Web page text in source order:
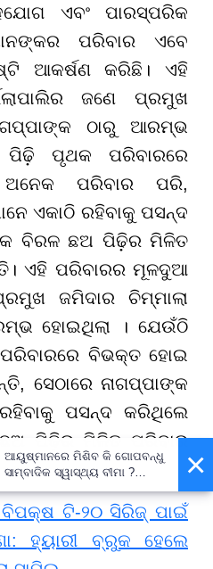
ଏବଂ ପାରସ୍ପରିକ
ପରିବାର ଏବେ
ଆକର୍ଷଣ କରିଛି। ଏହି
ଜଣେ ପ୍ରମୁଖ
ଠାରୁ ଆରମ୍ଭ
ପୃଥକ ପରିବାରରେ
ପରିବାର ପରି,
ଏକାଠି ରହିବାକୁ ପସନ୍ଦ
ବିରଳ ଛଅ ପିଢ଼ିର ମିଳିତ
ଏହି ପରିବାରର ମୂଳଦୁଆ
ଜମିଦାର ଚିମ୍ମାଲା
ହୋଇଥିଲା । ଯେଉଁଠି
ବିଭକ୍ତ ହୋଇ
ସେଠାରେ ନାଗପ୍ପାଙ୍କ
ପସନ୍ଦ କରିଥିଲେ
ପିଢ଼ିର ମିଳିତ ପରିବାର
ଟି-୨୦ ସିରିଜ୍ ପାଇଁ
ହ୍ୟାରୀ ବ୍ରୁକ ହେଲେ
×
ଆୟୁଷ୍ମାନରେ ମିଶିବ କି ଗୋପବନ୍ଧୁ
ସାମ୍ବାଦିକ ସ୍ୱାସ୍ଥ୍ୟ ବୀମା ?
ସ୍ୱାସ୍ଥ୍ୟମନ୍ତ୍ରୀ କହିଲେ- ସରକାର
କରିବେ ତର୍ଜମା